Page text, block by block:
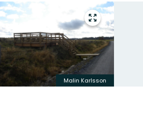
Gå
till
helskärmsläge
Malin Karlsson